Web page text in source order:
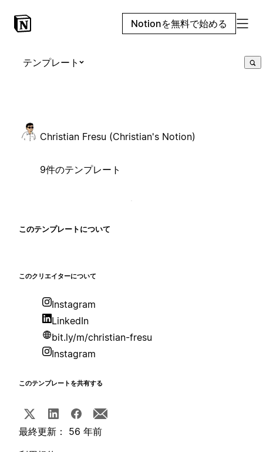
Notionを無料で始める
テンプレート
Christian Fresu (Christian's Notion)
9件のテンプレート
このテンプレートについて
このクリエイターについて
Instagram
LinkedIn
bit.ly/m/christian-fresu
Instagram
このテンプレートを共有する
最終更新： 56 年前